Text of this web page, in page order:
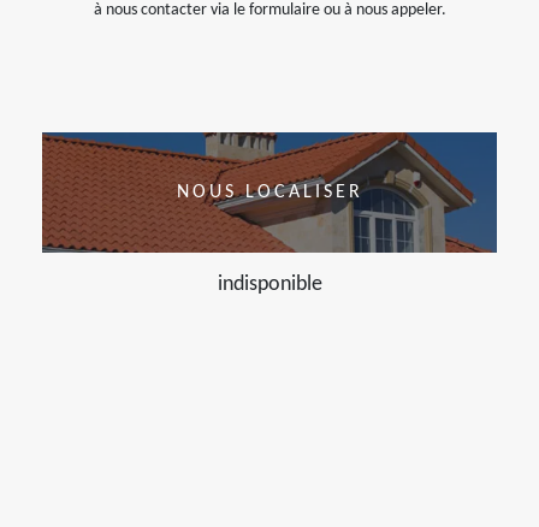
à nous contacter via le formulaire ou à nous appeler.
NOUS LOCALISER
indisponible